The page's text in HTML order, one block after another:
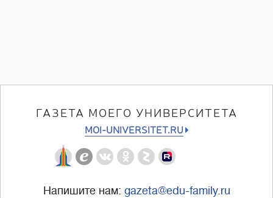
ГАЗЕТА МОЕГО УНИВЕРСИТЕТА
MOI-UNIVERSITET.RU
Напишите нам: gazeta@edu-family.ru